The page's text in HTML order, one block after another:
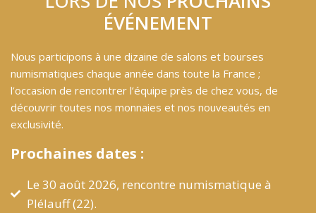
ÉVÉNEMENT
Nous participons à une dizaine de salons et bourses
numismatiques chaque année dans toute la France ;
l’occasion de rencontrer l’équipe près de chez vous, de
découvrir toutes nos monnaies et nos nouveautés en
exclusivité.
Prochaines dates :
Le 30 août 2026, rencontre numismatique à
Plélauff (22).